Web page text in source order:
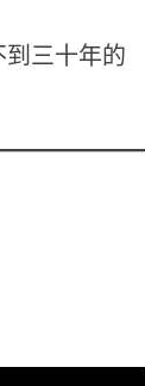
三十年的